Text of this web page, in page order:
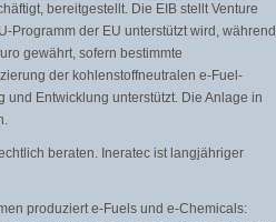
bereitgestellt. Die EIB stellt Venture
Programm der EU unterstützt wird, während
gewährt, sofern bestimmte
der kohlenstoffneutralen e-Fuel-
Entwicklung unterstützt. Die Anlage in
beraten. Ineratec ist langjähriger
produziert e-Fuels und e-Chemicals: